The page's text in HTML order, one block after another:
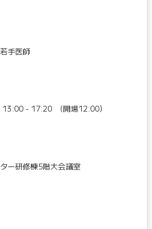
手医師
13:00 - 17:20 (開場12:00）
ー研修棟5階大会議室